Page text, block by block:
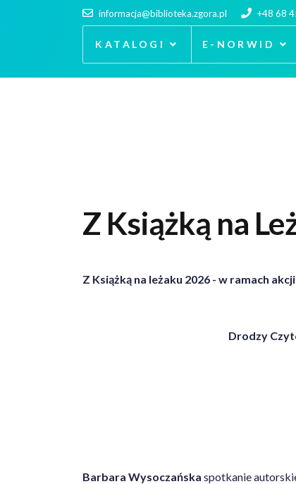
informacja@biblioteka.zgora.pl +48 68
KATALOGI E-NORWID
Z Książką na
Z Książką na leżaku 2026 - w ramach
Drodzy
Barbara Wysoczańska spotkanie